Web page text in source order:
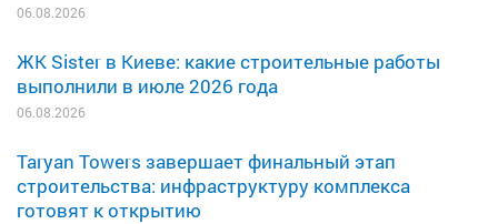
06.08.2026
ЖК Sister в Киеве: какие строительные работы
выполнили в июле 2026 года
06.08.2026
Taryan Towers завершает финальный этап
строительства: инфраструктуру комплекса
готовят к открытию